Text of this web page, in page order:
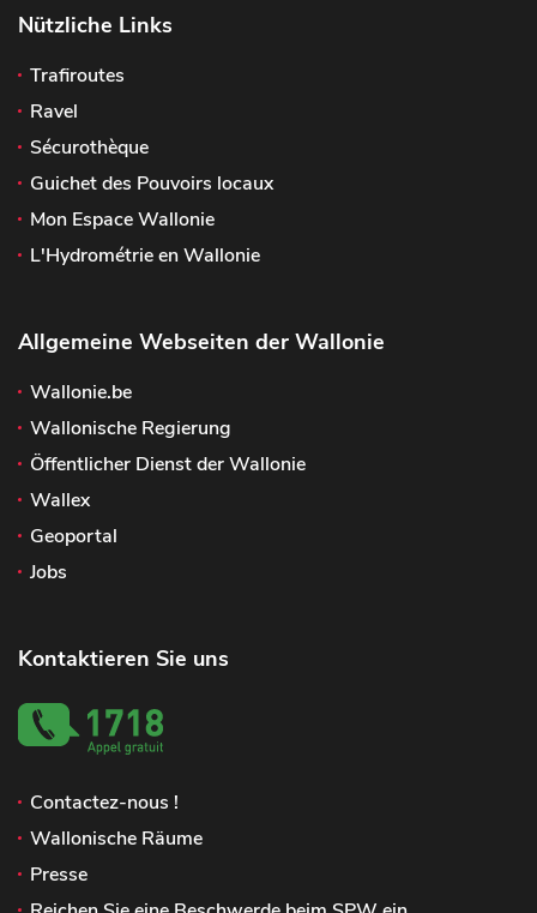
Nützliche Links
Trafiroutes
Ravel
Sécurothèque
Guichet des Pouvoirs locaux
Mon Espace Wallonie
L'Hydrométrie en Wallonie
Allgemeine Webseiten der Wallonie
Wallonie.be
Wallonische Regierung
Öffentlicher Dienst der Wallonie
Wallex
Geoportal
Jobs
Kontaktieren Sie uns
Contactez-nous !
Wallonische Räume
Presse